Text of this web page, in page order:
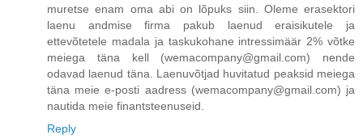
muretse enam oma abi on lõpuks siin. Oleme erasektori
laenu andmise firma pakub laenud eraisikutele ja
ettevõtetele madala ja taskukohane intressimäär 2% võtke
meiega täna kell (wemacompany@gmail.com) nende
odavad laenud täna. Laenuvõtjad huvitatud peaksid meiega
täna meie e-posti aadress (wemacompany@gmail.com) ja
nautida meie finantsteenuseid.
Reply